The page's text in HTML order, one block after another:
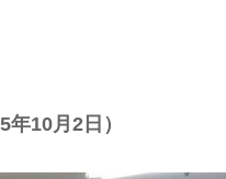
10月2日）